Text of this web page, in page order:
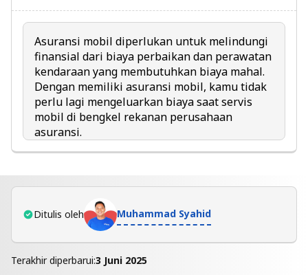
Asuransi mobil diperlukan untuk melindungi
finansial dari biaya perbaikan dan perawatan
kendaraan yang membutuhkan biaya mahal.
Dengan memiliki asuransi mobil, kamu tidak
perlu lagi mengeluarkan biaya saat servis
mobil di bengkel rekanan perusahaan
asuransi.
Ditulis oleh Muhammad Syahid
Terakhir diperbarui:3 Juni 2025